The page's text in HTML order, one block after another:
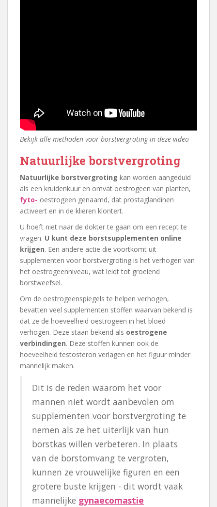
Bekijk alle methoden voor borstvergroting in deze video
Natuurlijke borstvergroting
Natuurlijke borstvergroting kan worden aangeduid
als een kruidenkuur en omvat oestrogeen van planten,
fyto- oestrogeen genaamd, dat prostaglandinen
activeert en in de klieren klontert.
U hoeft niet naar de dokter te gaan om een recept te
vragen. U kunt deze borstsupplementen online
krijgen. Een andere actie die voortkomt uit
supplementen voor borstvergroting is het verhogen van
het oestrogeenniveau, wat leidt tot groeiend
borstweefsel.
Om de oestrogeenspiegels te helpen verhogen,
bevatten veel supplementen stoffen waarvan bekend is
dat ze de hoeveelheid oestrogeen in het bloed
verhogen. Deze staan bekend als oestrogene
verbindingen. Deze stoffen kunnen ook de
hoeveelheid testosteron verlagen en het figuur minder
mannelijk maken.
Dit is de reden waarom het voor
mannen niet wordt aanbevolen om
supplementen voor borstvergroting te
nemen als ze het uiterlijk van hun
borstkas willen verbeteren. In plaats
van de borstomvang te vergroten,
kunnen ze vrouwelijke figuren en een
grotere buste krijgen - dit wordt vaak
mannelijke gynaecomastie